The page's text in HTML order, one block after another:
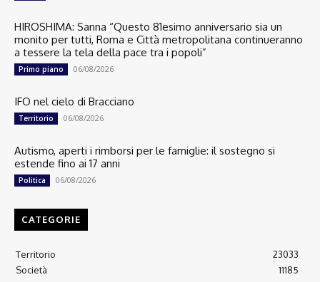
HIROSHIMA: Sanna “Questo 81esimo anniversario sia un
monito per tutti, Roma e Città metropolitana continueranno
a tessere la tela della pace tra i popoli”
Primo piano 06/08/2026
IFO nel cielo di Bracciano
Territorio 06/08/2026
Autismo, aperti i rimborsi per le famiglie: il sostegno si
estende fino ai 17 anni
Politica 06/08/2026
CATEGORIE
Territorio
23033
Società
11185